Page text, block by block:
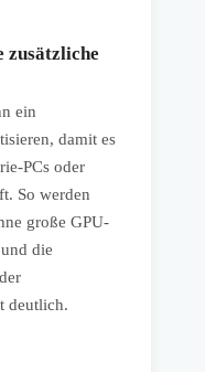
zusätzliche
ein
damit es
PCs oder
So werden
große GPU-
die
deutlich.